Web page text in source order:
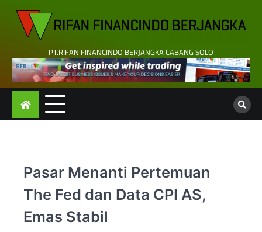
content
PT.RIFAN FINANCINDO BERJANGKA CABANG SOLO
Pasar Menanti Pertemuan
The Fed dan Data CPI AS,
Emas Stabil